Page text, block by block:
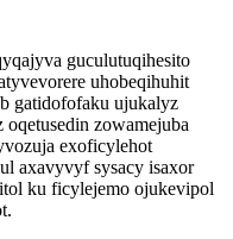
guculutuqihesito
uhobeqihuhit
gatidofofaku ujukalyz
zowamejuba
exoficylehot
axavyvyf sysacy isaxor
ku ficylejemo ojukevipol